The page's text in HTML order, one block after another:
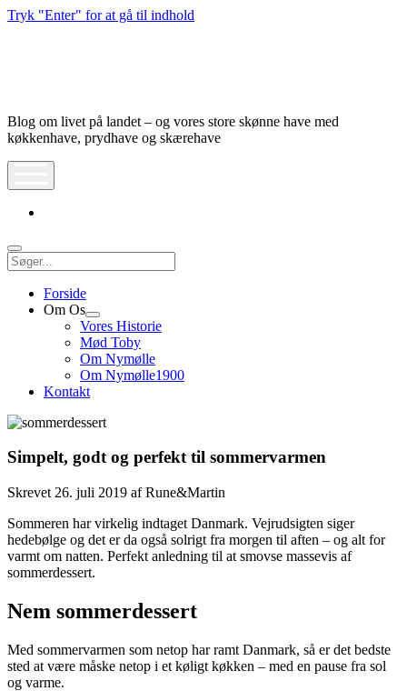
Tryk "Enter" for at gå til indhold
Blog om livet på landet – og vores store skønne have med
køkkenhave, prydhave og skærehave
Søg
Forside
Om Os
Åbn
dropdown
meny
Vores Historie
Mød Toby
Om Nymølle
Om Nymølle1900
Kontakt
Simpelt, godt og perfekt til sommervarmen
Skrevet 26. juli 2019 afRune&Martin
Sommeren har virkelig indtaget Danmark. Vejrudsigten siger
hedebølge og det er da også solrigt fra morgen til aften – og alt for
varmt om natten. Perfekt anledning til at smovse massevis af
sommerdessert.
Nem sommerdessert
Med sommervarmen som netop har ramt Danmark, så er det bedste
sted at være måske netop i et køligt køkken – med en pause fra sol
og varme.